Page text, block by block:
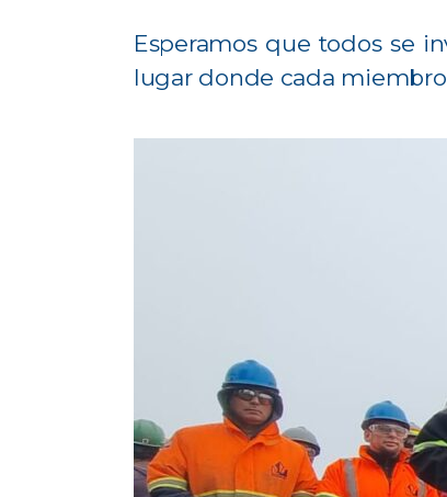
Esperamos que todos se
lugar donde cada